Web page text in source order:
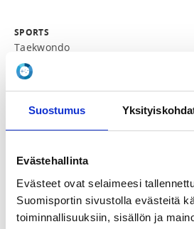
Suostumus
Evästehallinta
Evästeet ovat selaimeesi
Suomisportin sivustolla evästeitä
toiminnallisuuksiin, sisällön ja
SPORTS
Taekwondo
Koko leiri 60,00 €
ADDITIONAL INFORMATION
Aino Kortelainen